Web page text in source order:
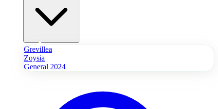
Grevillea
Zoysia
General 2024